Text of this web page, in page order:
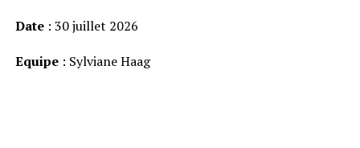
Date: 30 juillet 2026
Equipe: Sylviane Haag